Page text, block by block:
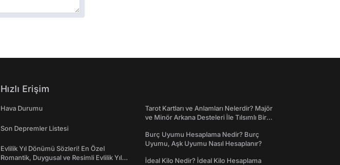
Hızlı Erişim
Hava Durumu
Son Depremler Listesi
Evlilik Yıl Dönümü Sözleri! En Özel
Romantik, Duygusal ve Resimli Evlilik Yıl
Tarot Kartları ve Anlamları Nelerdir? Majör
ve Minör Arkana Desteleri İle Tılsımlı Bir
Burç Uyumu Hesaplama Nedir? Burç
Uyumu, Aşk Uyumu Nasıl Hesaplanır?
İdeal Kilo Nedir? İdeal Kilo Hesaplama